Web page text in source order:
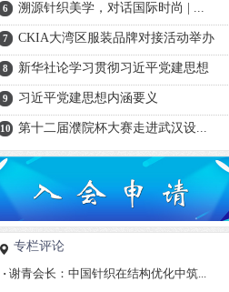
6 溯源针织美学，对话国际时尚 | ...
7 CKIA大湾区服装品牌对接活动举办
8 新华社论学习贯彻习近平党建思想
9 习近平党建思想内涵要义
10 第十二届濮院杯大赛走进武汉设...
专栏评论
· 谢青会长：中国针织在结构优化中筑...